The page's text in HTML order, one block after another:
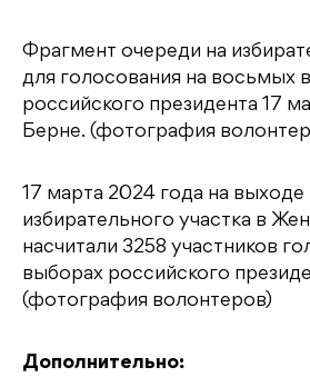
Фрагмент очереди на
для голосования на восьмых
российского президента 17
Берне. (фотография
17 марта 2024 года на выходе
избирательного участка в
насчитали 3258 участников
выборах российского
(фотография волонтеров)
Дополнительно: